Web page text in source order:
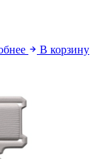
В корзину